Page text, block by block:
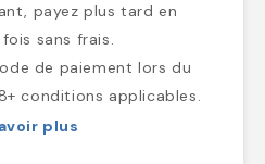
payez plus tard en
sans frais.
de paiement lors du
conditions applicables.
plus